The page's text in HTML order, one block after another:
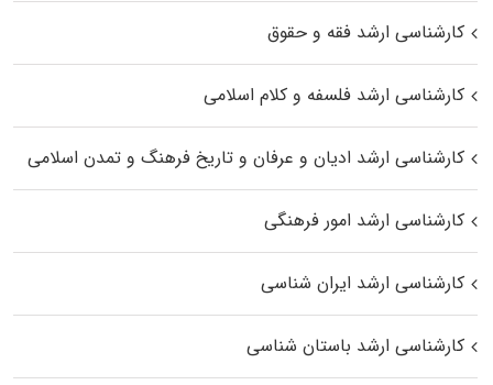
کارشناسی ارشد فقه و حقوق
کارشناسی ارشد فلسفه و کلام اسلامی
کارشناسی ارشد ادیان و عرفان و تاریخ فرهنگ و تمدن اسلامی
کارشناسی ارشد امور فرهنگی
کارشناسی ارشد ایران شناسی
کارشناسی ارشد باستان شناسی